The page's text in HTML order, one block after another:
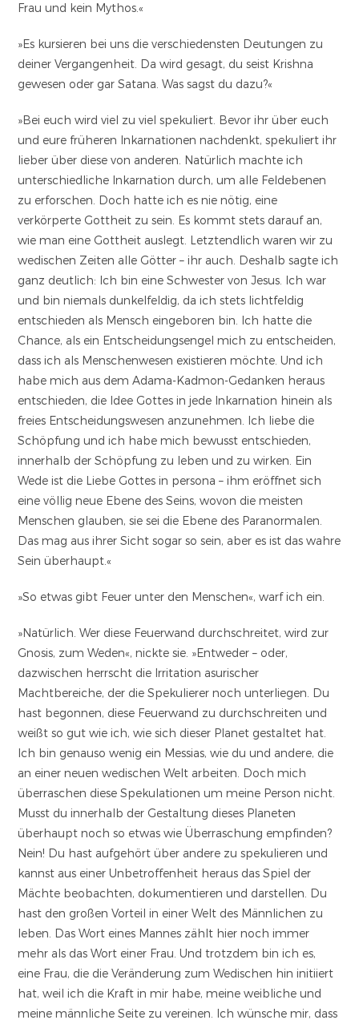
Frau und kein Mythos.«
»Es kursieren bei uns die verschiedensten Deutungen zu
deiner Vergangenheit. Da wird gesagt, du seist Krishna
gewesen oder gar Satana. Was sagst du dazu?«
»Bei euch wird viel zu viel spekuliert. Bevor ihr über euch
und eure früheren Inkarnationen nachdenkt, spekuliert ihr
lieber über diese von anderen. Natürlich machte ich
unterschiedliche Inkarnation durch, um alle Feldebenen
zu erforschen. Doch hatte ich es nie nötig, eine
verkörperte Gottheit zu sein. Es kommt stets darauf an,
wie man eine Gottheit auslegt. Letztendlich waren wir zu
wedischen Zeiten alle Götter – ihr auch. Deshalb sagte ich
ganz deutlich: Ich bin eine Schwester von Jesus. Ich war
und bin niemals dunkelfeldig, da ich stets lichtfeldig
entschieden als Mensch eingeboren bin. Ich hatte die
Chance, als ein Entscheidungsengel mich zu entscheiden,
dass ich als Menschenwesen existieren möchte. Und ich
habe mich aus dem Adama-Kadmon-Gedanken heraus
entschieden, die Idee Gottes in jede Inkarnation hinein als
freies Entscheidungswesen anzunehmen. Ich liebe die
Schöpfung und ich habe mich bewusst entschieden,
innerhalb der Schöpfung zu leben und zu wirken. Ein
Wede ist die Liebe Gottes in persona – ihm eröffnet sich
eine völlig neue Ebene des Seins, wovon die meisten
Menschen glauben, sie sei die Ebene des Paranormalen.
Das mag aus ihrer Sicht sogar so sein, aber es ist das wahre
Sein überhaupt.«
»So etwas gibt Feuer unter den Menschen«, warf ich ein.
»Natürlich. Wer diese Feuerwand durchschreitet, wird zur
Gnosis, zum Weden«, nickte sie. »Entweder – oder,
dazwischen herrscht die Irritation asurischer
Machtbereiche, der die Spekulierer noch unterliegen. Du
hast begonnen, diese Feuerwand zu durchschreiten und
weißt so gut wie ich, wie sich dieser Planet gestaltet hat.
Ich bin genauso wenig ein Messias, wie du und andere, die
an einer neuen wedischen Welt arbeiten. Doch mich
überraschen diese Spekulationen um meine Person nicht.
Musst du innerhalb der Gestaltung dieses Planeten
überhaupt noch so etwas wie Überraschung empfinden?
Nein! Du hast aufgehört über andere zu spekulieren und
kannst aus einer Unbetroffenheit heraus das Spiel der
Mächte beobachten, dokumentieren und darstellen. Du
hast den großen Vorteil in einer Welt des Männlichen zu
leben. Das Wort eines Mannes zählt hier noch immer
mehr als das Wort einer Frau. Und trotzdem bin ich es,
eine Frau, die die Veränderung zum Wedischen hin initiiert
hat, weil ich die Kraft in mir habe, meine weibliche und
meine männliche Seite zu vereinen. Ich wünsche mir, dass